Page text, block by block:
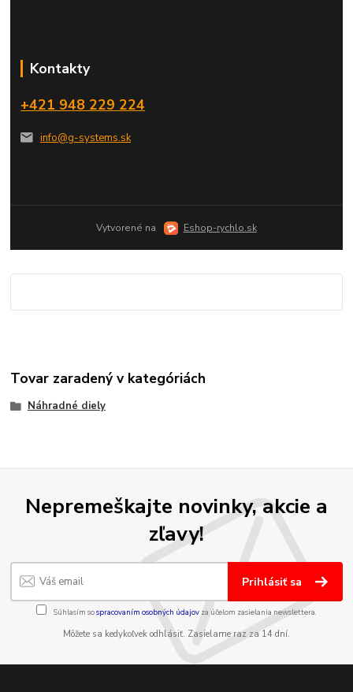
Kontakty
+421 948 229 224
info@g-systems.sk
Vytvorené na Eshop-rychlo.sk
Tovar zaradený v kategóriách
Náhradné diely
Nepremeškajte novinky, akcie a
zľavy!
Prihlásiť sa
Súhlasím sospracovaním osobných údajov za účelom zasielania newslettera.
Môžete sa kedykoľvek odhlásiť. Zasielame raz za 14 dní.